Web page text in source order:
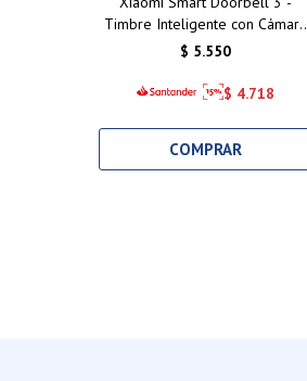
Timbre Inteligente con Cámara
HD, Visión Nocturna y
$ 5.550
$ 4.718